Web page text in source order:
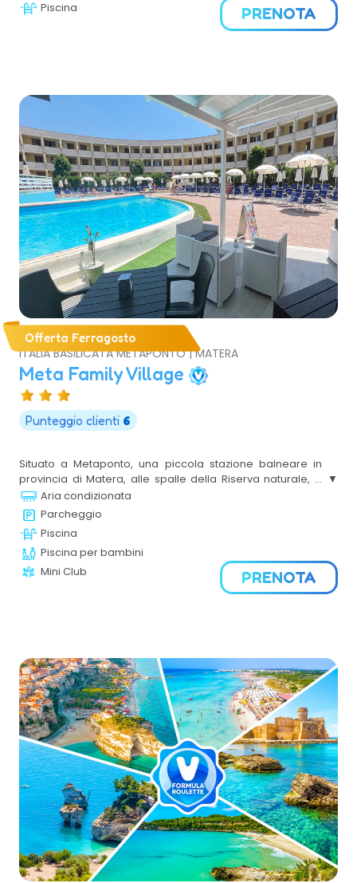
Piscina
PRENOTA
Offerta Ferragosto
ITALIA BASILICATA METAPONTO | MATERA
Meta Family Village
Punteggio clienti 6
Situato a Metaponto, una piccola stazione balneare in
provincia di Matera, alle spalle della Riserva naturale, a
soli 30 minuti da Matera ed a 10 minuti dai resti delle tavole
palatine è il luogo ideale per trascorrere la tua vacanza in
Basilicata.
Aria condizionata
Parcheggio
Piscina
Piscina per bambini
Mini Club
PRENOTA